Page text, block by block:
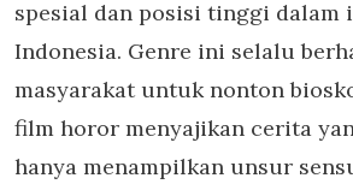
spesial dan posisi tinggi
Indonesia. Genre ini selalu
masyarakat untuk nonton
film horor menyajikan cerita
hanya menampilkan unsur